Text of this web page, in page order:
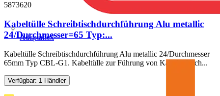
Adaptaflex
5873620
Kabeltülle Schreibtischdurchführung Alu metallic
24/Durchmesser=65 Typ:...
Kabeltülle Schreibtischdurchführung Alu metallic 24/Durchmesser
65mm Typ CBL-G1. Kabeltülle zur Führung von Kabeln durch...
Verfügbar: 1 Händler